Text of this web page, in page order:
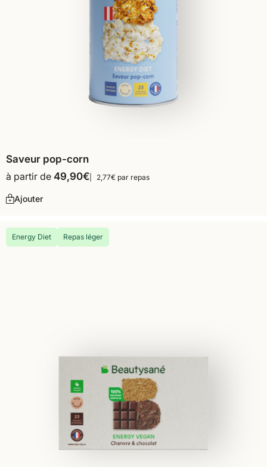
Saveur pop-corn
à partir de 49,90€ 2,77€ par repas
Ajouter
Energy Diet Repas léger